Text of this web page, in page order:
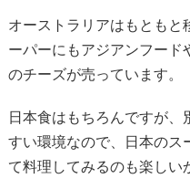
オーストラリアはもともと
ーパーにもアジアンフード
のチーズが売っています。
日本食はもちろんですが
すい環境なので、日本のス
て料理してみるのも楽しい